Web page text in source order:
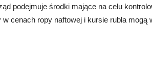
podejmuje środki mające na celu
cenach ropy naftowej i kursie rubla mogą